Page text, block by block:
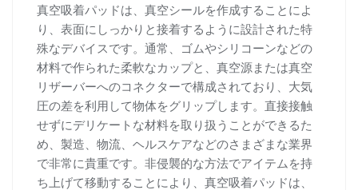
真空吸着パッドは、真空シールを作成することによ
り、表面にしっかりと接着するように設計された特
殊なデバイスです。通常、ゴムやシリコーンなどの
材料で作られた柔軟なカップと、真空源または真空
リザーバーへのコネクターで構成されており、大気
圧の差を利用して物体をグリップします。直接接触
せずにデリケートな材料を取り扱うことができるた
め、製造、物流、ヘルスケアなどのさまざまな業界
で非常に貴重です。非侵襲的な方法でアイテムを持
ち上げて移動することにより、真空吸着パッドは、